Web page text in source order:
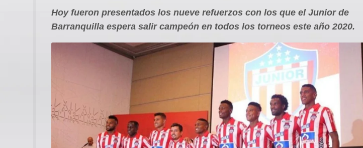
Hoy fueron presentados los nueve refuerzos con los que el Junior de
Barranquilla espera salir campeón en todos los torneos este año 2020.